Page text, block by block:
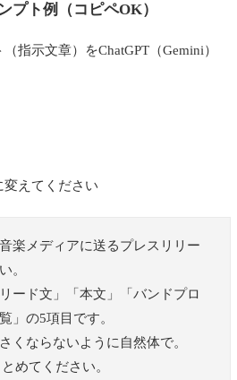
プト例（コピペOK）
指示文章）をChatGPT（Gemini）
えてください
楽メディアに送るプレスリリー
。
ード文」「本文」「バンドプロ
」の5項目です。
くならないように自然体で。
めてください。